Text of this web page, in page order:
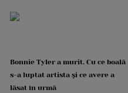
Bonnie Tyler a murit. Cu ce boală
s-a luptat artista și ce avere a
lăsat în urmă